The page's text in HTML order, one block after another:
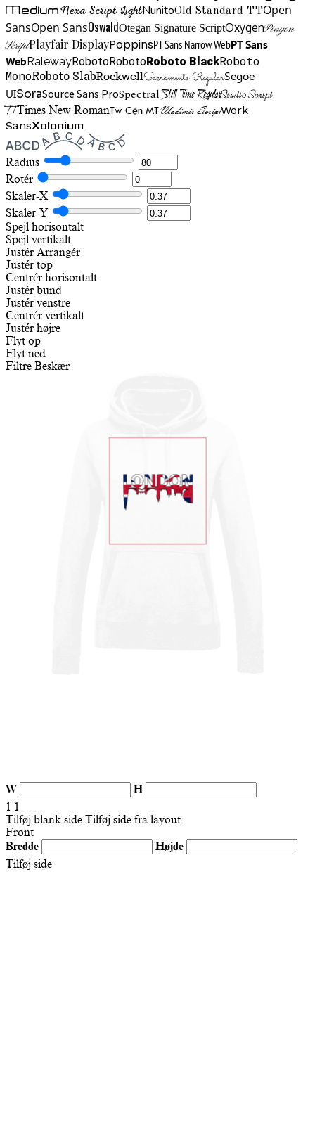
MediumNexa Script LightNunitoOld Standard TTOpen
SansOpen SansOswaldOtegan Signature ScriptOxygenPinyon
ScriptPlayfair DisplayPoppinsPT Sans Narrow WebPT Sans
WebRalewayRobotoRobotoRoboto BlackRoboto
MonoRoboto SlabRockwellSacramento RegularSegoe
UISoraSource Sans ProSpectralStill Time RegularStudio Script
TTTimes New RomanTw Cen MTVladimir ScriptWork
SansXolonium
Radius
Rotér
Skaler-X
Skaler-Y
Spejl horisontalt
Spejl vertikalt
Justér Arrangér
Justér top
Centrér horisontalt
Justér bund
Justér venstre
Centrér vertikalt
Justér højre
Flyt op
Flyt ned
Filtre Beskær
W
H
1 1
Tilføj blank side Tilføj side fra layout
Front
Bredde
Højde
Tilføj side